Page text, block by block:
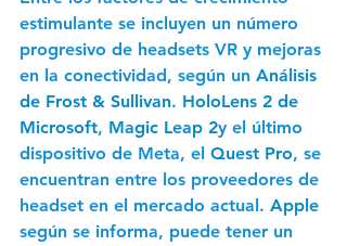
estimulante se incluyen un número
progresivo de headsets VR y mejoras
en la conectividad, según un Análisis
de Frost & Sullivan. HoloLens 2 de
Microsoft, Magic Leap 2y el último
dispositivo de Meta, el Quest Pro, se
encuentran entre los proveedores de
headset en el mercado actual. Apple
según se informa, puede tener un